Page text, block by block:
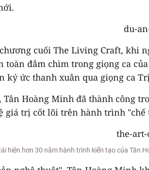
cuối The Living Craft, khi
toàn đắm chìm trong giọng ca
ức thanh xuân qua giọng ca
Tân Hoàng Minh đã thành công
giá trị cốt lõi trên hành trình "chế
hiện hơn 30 năm hành trình kiến tạo của